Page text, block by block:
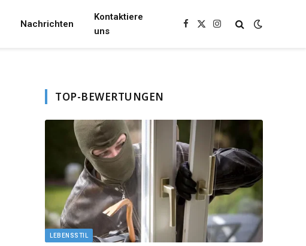
Nachrichten
Kontaktiere
uns
Facebook
X
Instagram
TOP-BEWERTUNGEN
LEBENSSTIL